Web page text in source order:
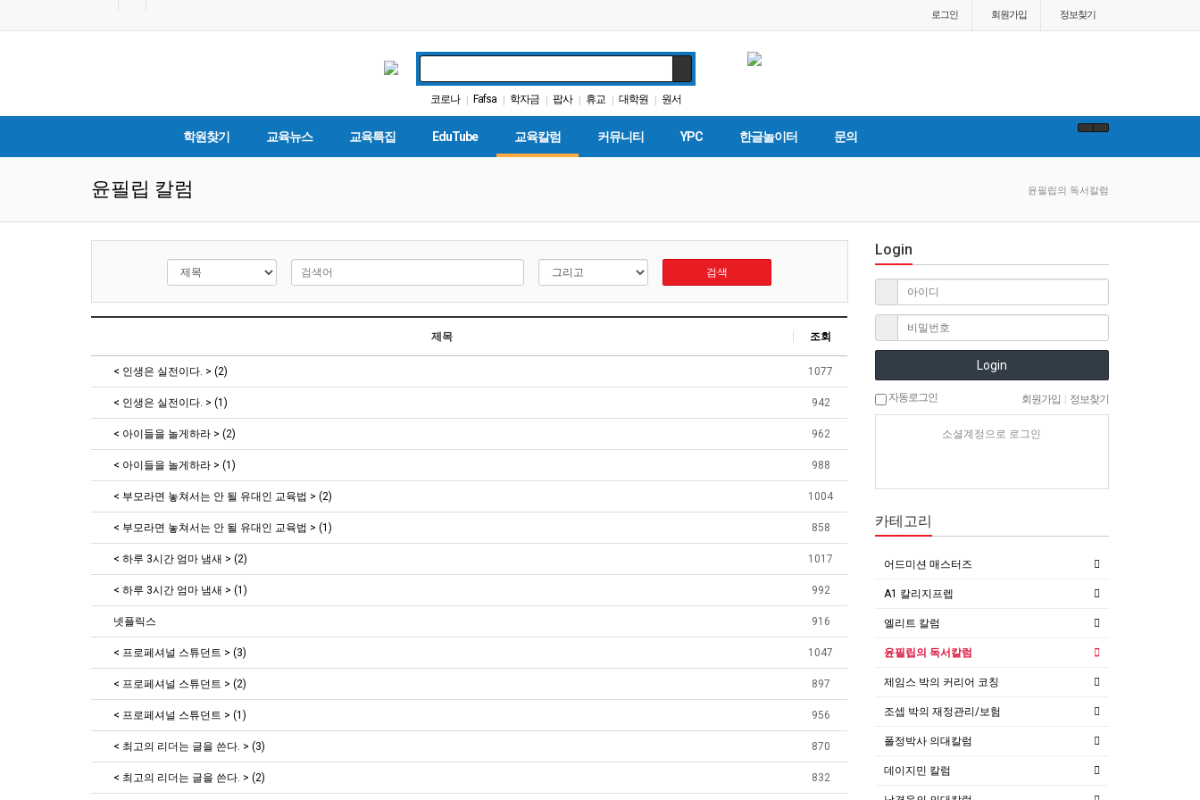
로그인 회원가입 정보찾기
코로나 | Fafsa | 학자금 | 팝사 | 휴교 | 대학원 | 원서
| 커먼코어 | 트럼프 | 교육정책
학원찾기 교육뉴스 교육특집 EduTube 교육칼럼 커뮤니티 YPC 한글놀이터 문의
윤필립 칼럼 윤필립의 독서칼럼
검색
제목 조회
< 인생은 실전이다. > (2) 1077
< 인생은 실전이다. > (1) 942
< 아이들을 놀게하라 > (2) 962
< 아이들을 놀게하라 > (1) 988
< 부모라면 놓쳐서는 안 될 유대인 교육법 > (2) 1004
< 부모라면 놓쳐서는 안 될 유대인 교육법 > (1) 858
< 하루 3시간 엄마 냄새 > (2) 1017
< 하루 3시간 엄마 냄새 > (1) 992
넷플릭스 916
< 프로페셔널 스튜던트 > (3) 1047
< 프로페셔널 스튜던트 > (2) 897
< 프로페셔널 스튜던트 > (1) 956
< 최고의 리더는 글을 쓴다. > (3) 870
< 최고의 리더는 글을 쓴다. > (2) 832
Login
Login
자동로그인 회원가입 정보찾기
소셜계정으로 로그인
카테고리
어드미션 매스터즈
A1 칼리지프렙
엘리트 칼럼
윤필립의 독서칼럼
제임스 박의 커리어 코칭
조셉 박의 재정관리/보험
폴정박사 의대칼럼
데이지민 칼럼